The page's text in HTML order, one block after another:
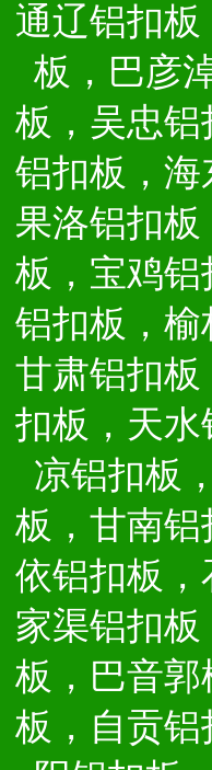
通辽铝扣
板，巴彦
板，吴忠
铝扣板，
果洛铝扣
板，宝鸡
铝扣板，
甘肃铝扣
扣板，天
凉铝扣板
板，甘南
依铝扣板
家渠铝扣
板，巴音
板，自贡